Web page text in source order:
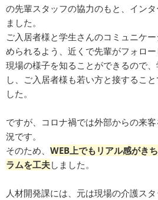
の先輩スタッフの協力のもと、イン
ました。
ご入居者様と学生さんのコミュニケ
められるよう、近くで先輩がフォロ
現場の様子を知ることができるので
し、ご入居者様も若い方と接するこ
した。
ですが、コロナ禍では外部からの来
況です。
そのため、 WEB上でもリアル感がき
ラムを工夫しました。
人材開発課には、元は現場の介護ス